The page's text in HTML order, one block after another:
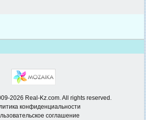
2026 Real-Kz.com. All rights reserved.
конфиденциальности
соглашение